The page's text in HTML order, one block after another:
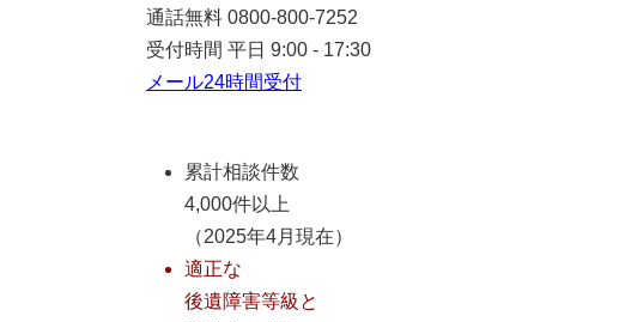
通話無料 0800-800-7252
受付時間 平日 9:00 - 17:30
メール24時間受付
累計相談件数
4,000件以上
（2025年4月現在）
適正な
後遺障害等級と